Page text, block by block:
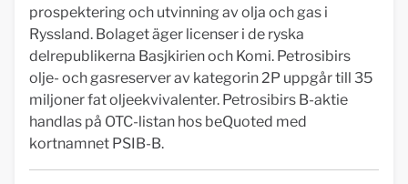
prospektering och utvinning av olja och gas i
Ryssland. Bolaget äger licenser i de ryska
delrepublikerna Basjkirien och Komi. Petrosibirs
olje- och gasreserver av kategorin 2P uppgår till 35
miljoner fat oljeekvivalenter. Petrosibirs B-aktie
handlas på OTC-listan hos beQuoted med
kortnamnet PSIB-B.